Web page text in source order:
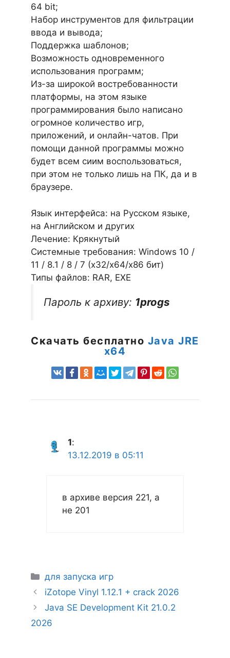
64 bit;
Набор инструментов для фильтрации
ввода и вывода;
Поддержка шаблонов;
Возможность одновременного
использования программ;
Из-за широкой востребованности
платформы, на этом языке
программирования было написано
огромное количество игр,
приложений, и онлайн-чатов. При
помощи данной программы можно
будет всем сиим воспользоваться,
при этом не только лишь на ПК, да и в
браузере.
Язык интерфейса: на Русском языке,
на Английском и других
Лечение: Крякнутый
Системные требования: Windows 10 /
11 / 8.1 / 8 / 7 (х32/x64/x86 бит)
Типы файлов: RAR, EXE
Пароль к архиву: 1progs
Скачать бесплатно Java JRE
x64
1:
13.12.2019 в 05:11
в архиве версия 221, а
не 201
Рубрики
для запуска игр
iZotope Vinyl 1.12.1 + crack 2026
Java SE Development Kit 21.0.2
2026